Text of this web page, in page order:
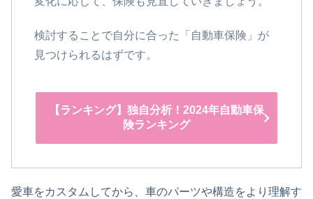
検討することで自分に合った「自動車保険」が
見つけられるはずです。
【ランキング】独自分析！2024年自動車保
険ランキング
愛車をカスタムしてから、車のパーツや構造をより理解す